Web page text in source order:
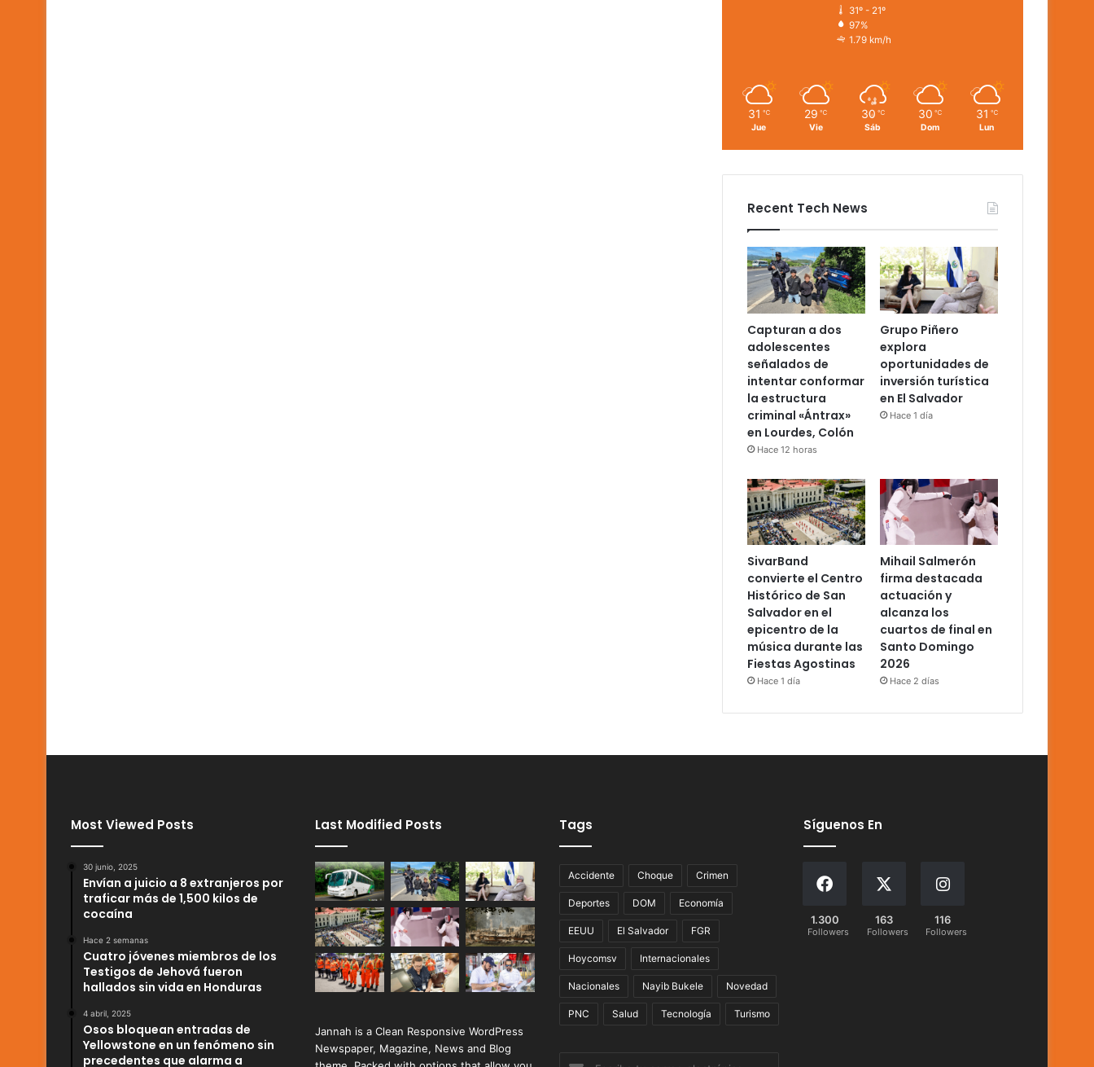
31º - 21º
97%
1.79 km/h
31 ℃
Jue
29 ℃
Vie
30 ℃
Sáb
30 ℃
Dom
31 ℃
Lun
Recent Tech News
Capturan a dos
adolescentes
señalados de
intentar conformar
la estructura
criminal «Ántrax»
en Lourdes, Colón
Hace 12 horas
Grupo Piñero
explora
oportunidades de
inversión turística
en El Salvador
Hace 1 día
SivarBand
convierte el Centro
Histórico de San
Salvador en el
epicentro de la
música durante las
Fiestas Agostinas
Hace 1 día
Mihail Salmerón
firma destacada
actuación y
alcanza los
cuartos de final en
Santo Domingo
2026
Hace 2 días
Most Viewed Posts
30 junio, 2025
Envían a juicio a 8 extranjeros por
traficar más de 1,500 kilos de
cocaína
Hace 2 semanas
Cuatro jóvenes miembros de los
Testigos de Jehová fueron
hallados sin vida en Honduras
4 abril, 2025
Osos bloquean entradas de
Yellowstone en un fenómeno sin
precedentes que alarma a
Last Modified Posts
Jannah is a Clean Responsive WordPress
Newspaper, Magazine, News and Blog
Tags
Accidente Choque Crimen
Deportes DOM Economía
EEUU El Salvador FGR
Hoycomsv Internacionales
Nacionales Nayib Bukele Novedad
PNC Salud Tecnología Turismo
Escribe
Síguenos En
1.300
Followers
163
Followers
116
Followers